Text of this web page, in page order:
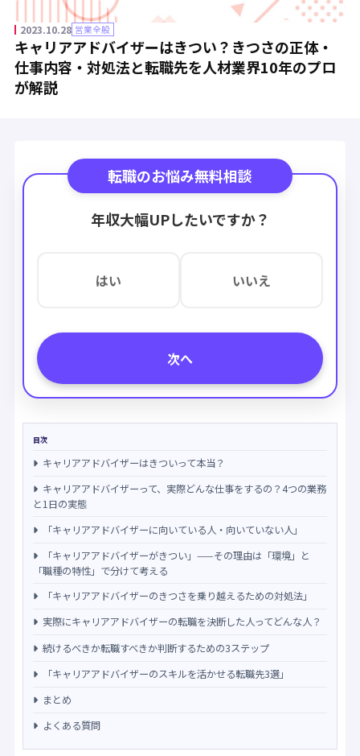
2023.10.28 営業全般
キャリアアドバイザーはきつい？きつさの正体・
仕事内容・対処法と転職先を人材業界10年のプロ
が解説
転職のお悩み無料相談
年収大幅UPしたいですか？
はい いいえ
次へ
目次
キャリアアドバイザーはきついって本当？
キャリアアドバイザーって、実際どんな仕事をするの？4つの業務
と1日の実態
「キャリアアドバイザーに向いている人・向いていない人」
「キャリアアドバイザーがきつい」——その理由は「環境」と
「職種の特性」で分けて考える
「キャリアアドバイザーのきつさを乗り越えるための対処法」
実際にキャリアアドバイザーの転職を決断した人ってどんな人？
続けるべきか転職すべきか判断するための3ステップ
「キャリアアドバイザーのスキルを活かせる転職先3選」
まとめ
よくある質問